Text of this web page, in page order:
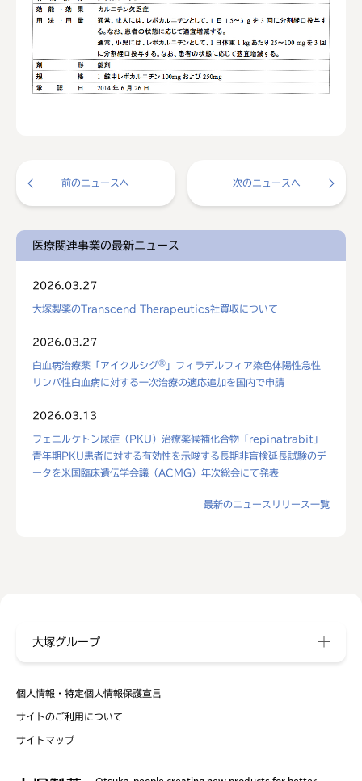
前のニュースへ 次のニュースへ
医療関連事業の最新ニュース
2026.03.27
大塚製薬のTranscend Therapeutics社買収について
2026.03.27
白血病治療薬「アイクルシグ® 」フィラデルフィア染色体陽性急性
リンパ性白血病に対する一次治療の適応追加を国内で申請
2026.03.13
フェニルケトン尿症（PKU）治療薬候補化合物「repinatrabit」
青年期PKU患者に対する有効性を示唆する長期非盲検延長試験のデ
ータを米国臨床遺伝学会議（ACMG）年次総会にて発表
最新のニュースリリース一覧
個人情報・特定個人情報保護宣言
サイトのご利用について
サイトマップ
大塚グループ